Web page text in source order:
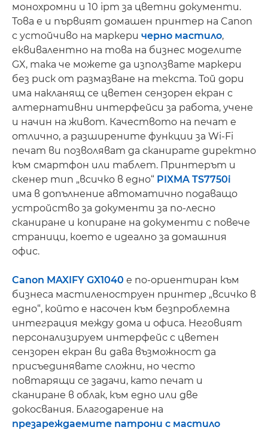
монохромни и 10 ipm за цветни документи.
Това е и първият домашен принтер на Canon
с устойчиво на маркери черно мастило,
еквивалентно на това на бизнес моделите
GX, така че можете да използвате маркери
без риск от размазване на текста. Той дори
има накланящ се цветен сензорен екран с
алтернативни интерфейси за работа, учене
и начин на живот. Качеството на печат е
отлично, а разширените функции за Wi-Fi
печат ви позволяват да сканирате директно
към смартфон или таблет. Принтерът и
скенер тип „всичко в едно“ PIXMA TS7750i
има в допълнение автоматично подаващо
устройство за документи за по-лесно
сканиране и копиране на документи с повече
страници, което е идеално за домашния
офис.
Canon MAXIFY GX1040 е по-ориентиран към
бизнеса мастиленоструен принтер „всичко в
едно“, който е насочен към безпроблемна
интеграция между дома и офиса. Неговият
персонализируем интерфейс с цветен
сензорен екран ви дава възможност да
присъединявате сложни, но често
повтарящи се задачи, като печат и
сканиране в облак, към едно или две
докосвания. Благодарение на
презареждаемите патрони с мастило